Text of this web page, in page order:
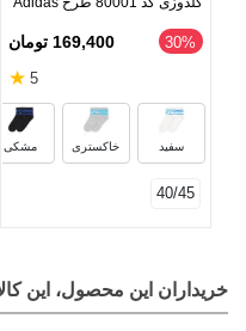
‎30% 169,400 تومان
5
★
سفید خاکستری مشکی
40/45
خریداران این محصول، این